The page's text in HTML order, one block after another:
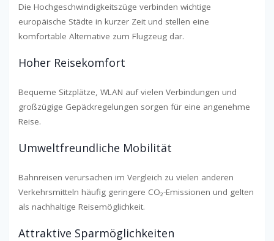
Die Hochgeschwindigkeitszüge verbinden wichtige
europäische Städte in kurzer Zeit und stellen eine
komfortable Alternative zum Flugzeug dar.
Hoher Reisekomfort
Bequeme Sitzplätze, WLAN auf vielen Verbindungen und
großzügige Gepäckregelungen sorgen für eine angenehme
Reise.
Umweltfreundliche Mobilität
Bahnreisen verursachen im Vergleich zu vielen anderen
Verkehrsmitteln häufig geringere CO₂-Emissionen und gelten
als nachhaltige Reisemöglichkeit.
Attraktive Sparmöglichkeiten